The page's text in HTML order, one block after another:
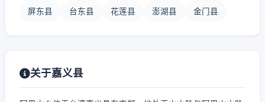
屏东县 台东县 花莲县 澎湖县 金门县
关于嘉义县